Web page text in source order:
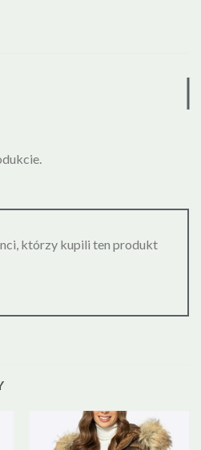
którzy kupili ten produkt